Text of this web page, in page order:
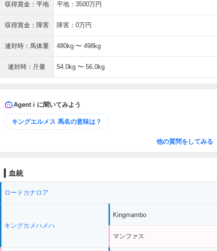
収得賞金：平地 平地：3500万円
収得賞金：障害 障害：0万円
連対時：馬体重 480kg 〜 498kg
連対時：斤量 54.0kg 〜 56.0kg
Agent i に聞いてみよう
キングエルメス 馬名の意味は？
他の質問をしてみる
血統
ロードカナロア
キングカメハメハ
Kingmambo
マンファス